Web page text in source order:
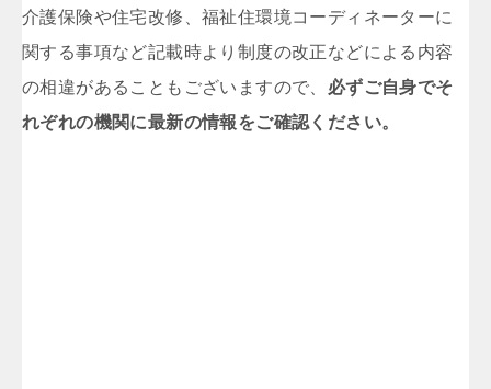
介護保険や住宅改修、福祉住環境コーディネーターに
関する事項など記載時より制度の改正などによる内容
の相違があることもございますので、 必ずご自身でそ
れぞれの機関に最新の情報をご確認ください。